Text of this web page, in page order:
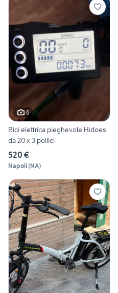
6
Bici elettrica pieghevole Hidoes
da 20 x 3 pollici
520 €
Napoli(NA)